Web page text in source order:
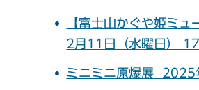
【富士山かぐや姫ミ
2月11日（水曜日）
ミニミニ原爆展 2025